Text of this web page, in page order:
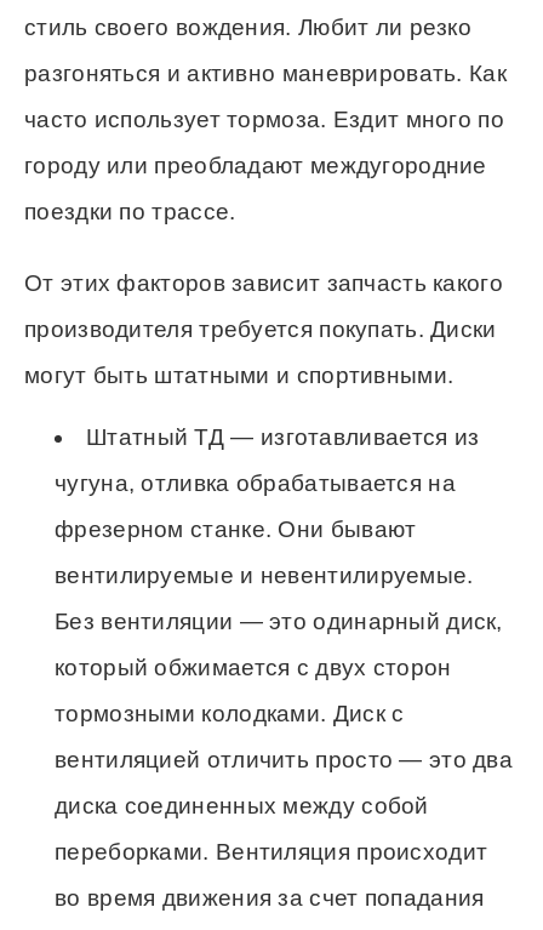
стиль своего вождения. Любит ли резко
разгоняться и активно маневрировать. Как
часто использует тормоза. Ездит много по
городу или преобладают междугородние
поездки по трассе.
От этих факторов зависит запчасть какого
производителя требуется покупать. Диски
могут быть штатными и спортивными.
Штатный ТД — изготавливается из
чугуна, отливка обрабатывается на
фрезерном станке. Они бывают
вентилируемые и невентилируемые.
Без вентиляции — это одинарный диск,
который обжимается с двух сторон
тормозными колодками. Диск с
вентиляцией отличить просто — это два
диска соединенных между собой
переборками. Вентиляция происходит
во время движения за счет попадания